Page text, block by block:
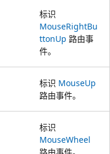
标识
MouseRightBu
ttonUp 路由事
件。
标识 MouseUp
路由事件。
标识
MouseWheel
路由事件。